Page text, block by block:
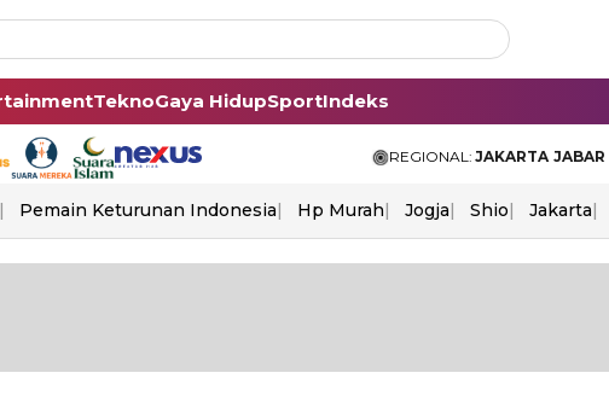
TeknoGaya HidupSportIndeks
REGIONAL: JAKARTA JABAR
Pemain Keturunan Indonesia Hp Murah Jogja Shio Jakarta